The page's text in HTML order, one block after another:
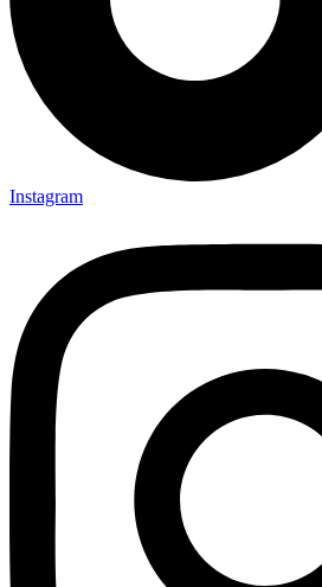
Instagram